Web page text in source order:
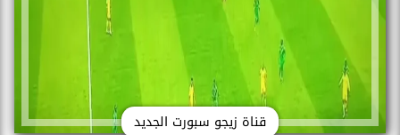
قناة زيجو سبورت الجديد